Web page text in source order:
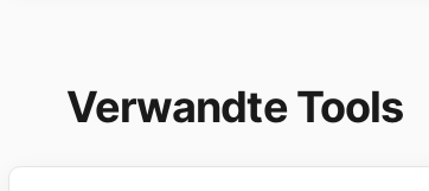
Verwandte Tools